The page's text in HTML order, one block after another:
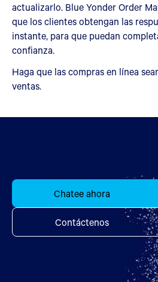
actualizarlo. Blue Yonder Order
que los clientes obtengan las
instante, para que puedan
confianza.
Haga que las compras en línea
ventas.
Chatee ahora
Contáctenos